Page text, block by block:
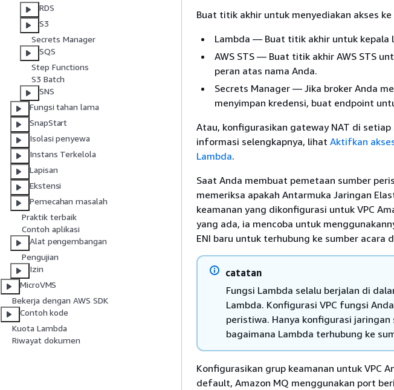
RDS
S3
Secrets Manager
SQS
Step Functions
S3 Batch
SNS
Fungsi tahan lama
SnapStart
Isolasi penyewa
Instans Terkelola
Lapisan
Ekstensi
Pemecahan masalah
Praktik terbaik
Contoh aplikasi
Alat pengembangan
Pengujian
Izin
MicroVMS
Bekerja dengan AWS SDK
Contoh kode
Kuota Lambda
Riwayat dokumen
Buat titik akhir untuk menyediakan akses
Lambda — Buat titik akhir untuk kepala
AWS STS — Buat titik akhir AWS STS
peran atas nama Anda.
Secrets Manager — Jika broker Anda
menyimpan kredensi, buat endpoint
Atau, konfigurasikan gateway NAT di setiap
informasi selengkapnya, lihat Aktifkan
Lambda.
Saat Anda membuat pemetaan sumber
memeriksa apakah Antarmuka Jaringan
keamanan yang dikonfigurasi untuk VPC
yang ada, ia mencoba untuk
ENI baru untuk terhubung ke sumber acara
catatan
Fungsi Lambda selalu berjalan di
Lambda. Konfigurasi VPC fungsi
peristiwa. Hanya konfigurasi
bagaimana Lambda terhubung ke
Konfigurasikan grup keamanan untuk VPC
default, Amazon MQ menggunakan port